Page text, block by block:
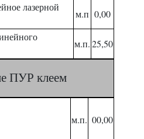
лазерной
м.п 0,00
м.п.25,50
ПУР клеем
м.п. 00,00